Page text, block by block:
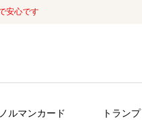
安心です
ルマンカード トランプ